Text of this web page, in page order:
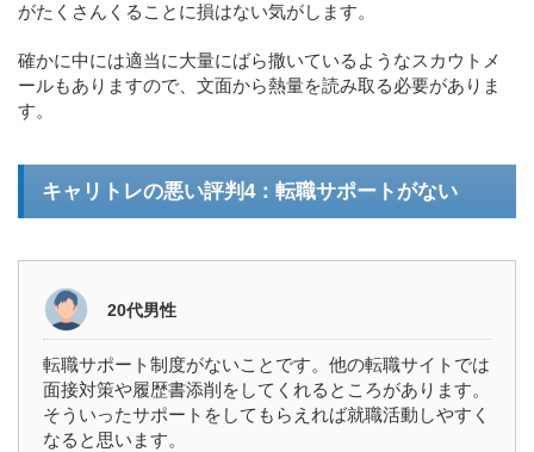
がたくさんくることに損はない気がします。
確かに中には適当に大量にばら撒いているようなスカウトメ
ールもありますので、文面から熱量を読み取る必要がありま
す。
キャリトレの悪い評判4：転職サポートがない
20代男性
転職サポート制度がないことです。他の転職サイトでは
面接対策や履歴書添削をしてくれるところがあります。
そういったサポートをしてもらえれば就職活動しやすく
なると思います。